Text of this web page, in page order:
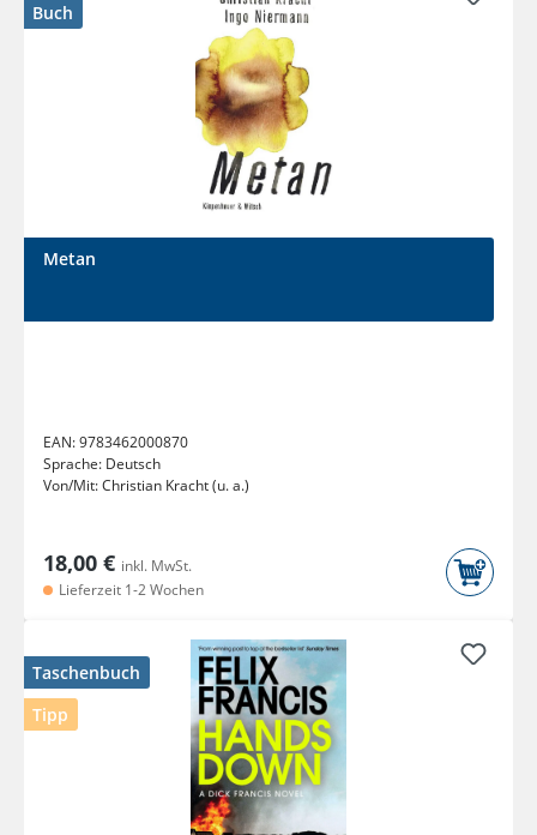
Buch
Metan
EAN:9783462000870
Sprache: Deutsch
Von/Mit:Christian Kracht (u. a.)
18,00 € inkl. MwSt.
Lieferzeit 1-2 Wochen
Taschenbuch
Tipp